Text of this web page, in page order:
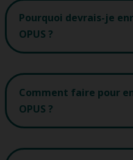
Pourquoi devrais-je
OPUS ?
Comment faire pour
OPUS ?